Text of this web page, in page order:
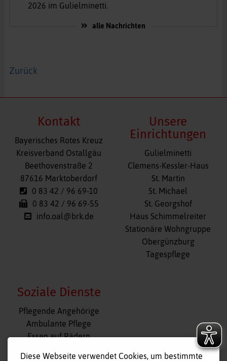
2026 im Gulielminetti.
alle Nachrichten
Zurück
Kontakt
Bayerisches Rotes Kreuz
Kreisverband Ostallgäu
Beethovenstraße 2
87616 Marktoberdorf
0 83 42 / 96 69-10
0 83 42 / 96 69-55
info.oal@brk.de
Unsere
Einrichtungen
Navigation
überspringen
Gulielminetti
Clemens-Kessler-Haus
St. Martin
St. Michael
St. Georgshof
Haus Schimmelreiter
Stationäre Wohngruppe
Obergünzburg
Tagespflege
Soziale Dienste
Navigation
überspringen
Pflegende Angehörige
Ambulante Pflege
Essen auf Rädern
Diese Webseite verwendet Cookies, um bestimmte